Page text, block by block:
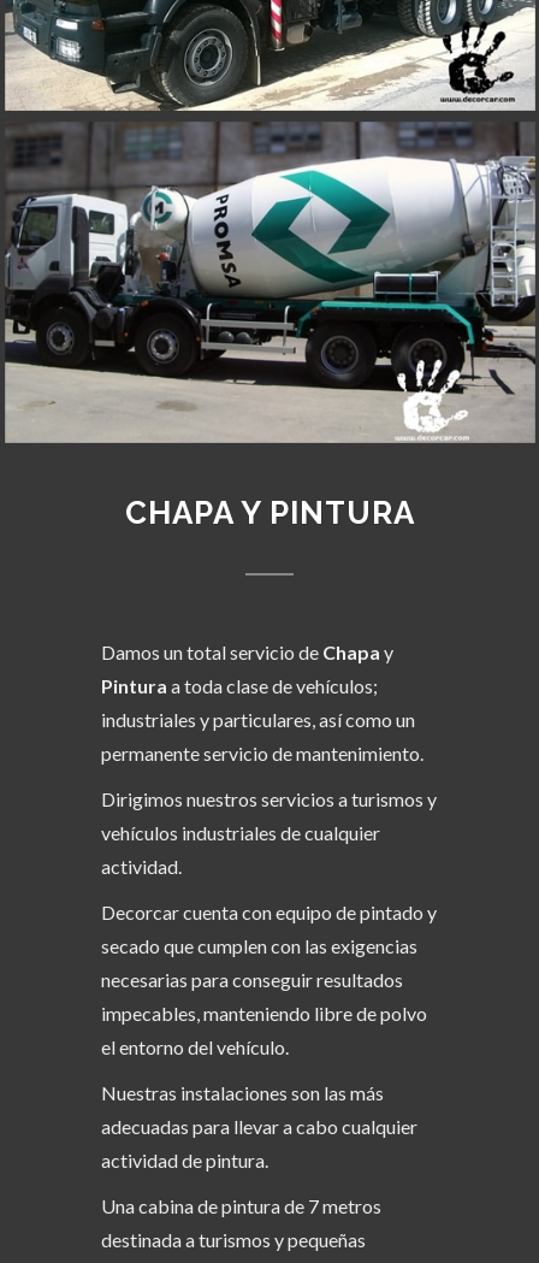
CHAPA Y PINTURA
Damos un total servicio de Chapa y
Pintura a toda clase de vehículos;
industriales y particulares, así como un
permanente servicio de mantenimiento.
Dirigimos nuestros servicios a turismos y
vehículos industriales de cualquier
actividad.
Decorcar cuenta con equipo de pintado y
secado que cumplen con las exigencias
necesarias para conseguir resultados
impecables, manteniendo libre de polvo
el entorno del vehículo.
Nuestras instalaciones son las más
adecuadas para llevar a cabo cualquier
actividad de pintura.
Una cabina de pintura de 7 metros
destinada a turismos y pequeñas